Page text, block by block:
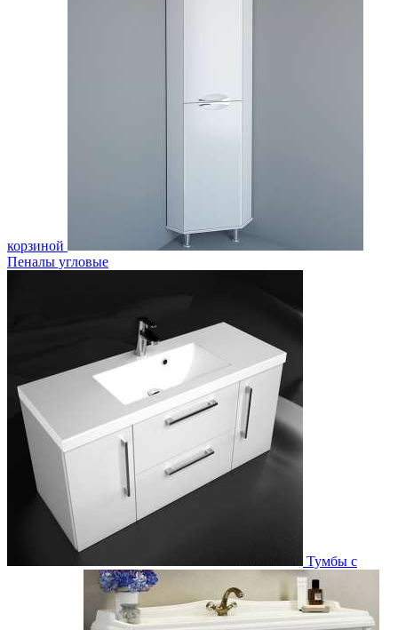
корзиной
Пеналы угловые
Тумбы с